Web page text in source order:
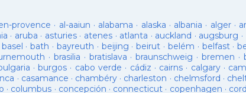
provence · al-aaiun · alabama · alaska · albania · alger·
· aruba · asturies· atenes · atlanta · auckland · augsburg ·
basel ·bath · bayreuth · beijing ·beirut · belém · belfast·
· brasilia · bratislava ·braunschweig · bremen ·
·burgos · cabo verde · cádiz · cairns · calgary·
· casamance · chambéry · charleston · chelmsford ·
· columbus · concepción · connecticut · copenhagen ·